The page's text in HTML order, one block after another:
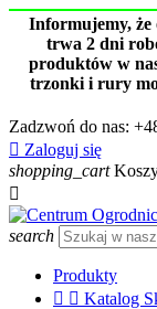
Informujemy, że
trwa 2 dni
produktów w
trzonki i rury
Zadzwoń do nas:
 Zaloguj się
shopping_cart

search
Produkty
  Katalog